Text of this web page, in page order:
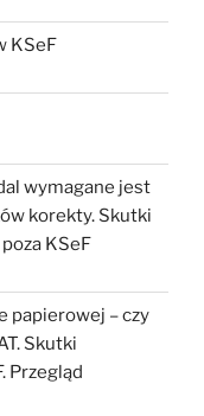
KSeF
wymagane jest
korekty. Skutki
KSeF
papierowej – czy
Skutki
Przegląd